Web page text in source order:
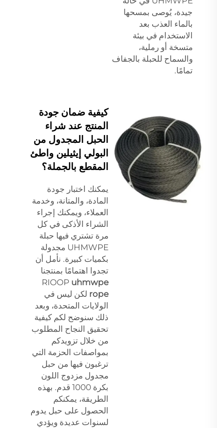
جيدة، يُوصى بمسحها
بالماء العذب بعد
الاستخدام في بيئة
متسخة أو رملية،
والسماح للحبلة بالجفاف
تمامًا.
كيفية ضمان جودة
المنتج عند شراء
الحبل المجدول من
البولي إيثيلين واطئ
المقطع بالجملة؟
يمكنك اختبار جودة
المادة، والمتانة، وخدمة
العملاء، ويمكنك إجراء
الشراء الأذكى في كل
مرة تشتري فيها حبلة
UHMWPE مجدولة
بكميات كبيرة. نأمل أن
تجدوا اهتمامًا بمنتجنا
RIOOP uhmwpe
rope لكن ليس في
الولايات المتحدة، وبعد
ذلك سنوضح لكم كيفية
تحقيق النجاح المطلوب
من خلال تزويدكم
بمواصفات الحزمة التي
ترغبون فيها من حبل
مجدول مزدوج اللون
بكرة 1000 قدم. بهذه
الطريقة، يمكنكم
الحصول على حبل يدوم
لسنوات عديدة ويؤدي